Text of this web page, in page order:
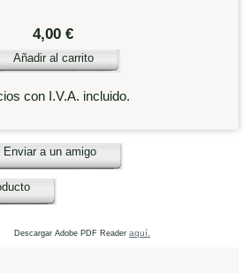
4,00 €
Añadir al carrito
con I.V.A. incluido.
Enviar a un amigo
Descargar Adobe PDF Reader aquí.